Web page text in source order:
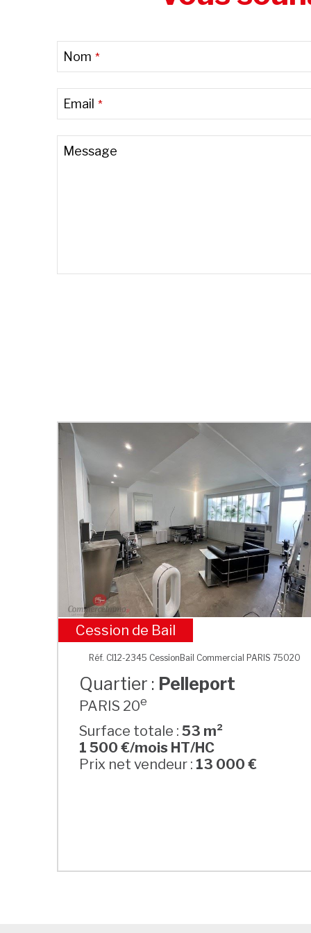
Nom *
Email *
Message
Pelleport
Cession de Bail
Réf. CI12-2345 CessionBail Commercial PARIS 75020
Quartier : Pelleport
PARIS 20e
Surface totale : 53 m²
1 500 €/mois HT/HC
Prix net vendeur : 13 000 €